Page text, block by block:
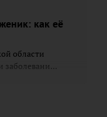
как её
области